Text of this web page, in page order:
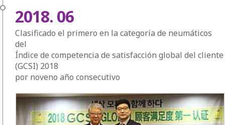
2018. 06
Clasificado el primero en la categoría de neumáticos
del
Índice de competencia de satisfacción global del cliente
(GCSI) 2018
por noveno año consecutivo